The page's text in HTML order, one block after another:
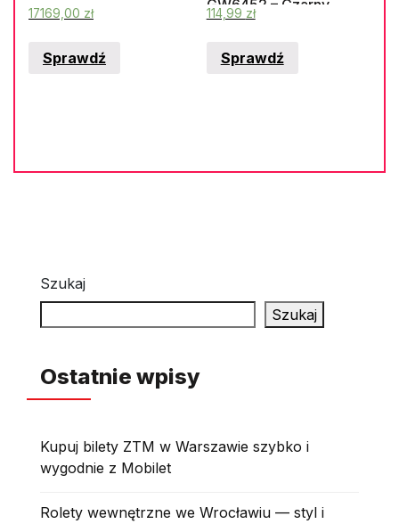
17169,00 zł
Sprawdź
GW6452 – Czarny
114,99 zł
Sprawdź
Szukaj
Szukaj
Ostatnie wpisy
Kupuj bilety ZTM w Warszawie szybko i
wygodnie z Mobilet
Rolety wewnętrzne we Wrocławiu — styl i